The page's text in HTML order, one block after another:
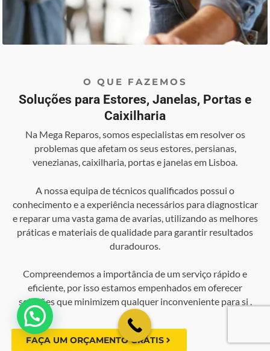
O QUE FAZEMOS
Soluções para Estores, Janelas, Portas e
Caixilharia
Na Mega Reparos, somos especialistas em resolver os
problemas que afetam os seus estores, persianas,
venezianas, caixilharia, portas e janelas em Lisboa.
A nossa equipa de técnicos qualificados possui o
conhecimento e a experiência necessários para diagnosticar
e reparar uma vasta gama de avarias, utilizando as melhores
práticas e materiais de qualidade para garantir resultados
duradouros.
Compreendemos a importância de um serviço rápido e
eficiente, por isso estamos empenhados em oferecer
soluções que minimizem qualquer inconveniente para si .
FAÇA UM ORÇAMENTO GRÁTIS
💬 Como podemos ajudar?